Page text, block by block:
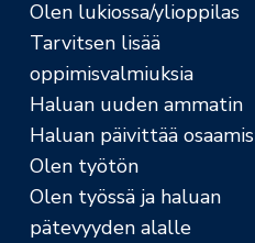
Olen lukiossa/ylioppilas
Tarvitsen lisää
oppimisvalmiuksia
Haluan uuden ammatin
Haluan päivittää
Olen työtön
Olen työssä ja haluan
pätevyyden alalle